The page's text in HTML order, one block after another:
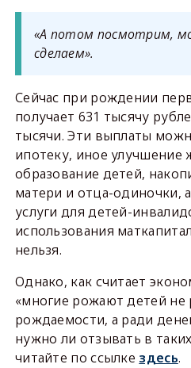
«А потом посмотрим,
сделаем».
Сейчас при рождении
получает 631 тысячу
тысячи. Эти выплаты
ипотеку, иное
образование детей,
матери и отца-одиночки,
услуги для детей-
использования
нельзя.
Однако, как считает
«многие рожают детей не
рождаемости, а ради
нужно ли отзывать в
читайте по ссылке здесь.